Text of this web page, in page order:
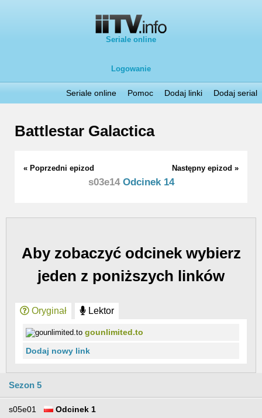
Seriale online
Logowanie
Seriale online Pomoc Dodaj linki Dodaj serial
Battlestar Galactica
« Poprzedni epizod Następny epizod »
s03e14Odcinek 14
Aby zobaczyć odcinek wybierz
jeden z poniższych linków
Oryginał Lektor
gounlimited.to
Dodaj nowy link
Sezon 5
s05e01 Odcinek 1